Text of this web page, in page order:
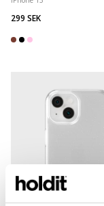
299 SEK